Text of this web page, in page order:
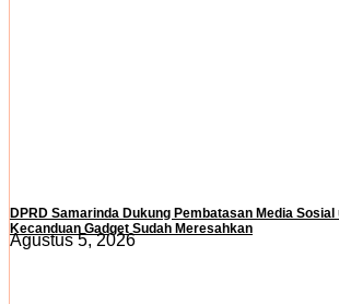
DPRD Samarinda Dukung Pembatasan Media
Kecanduan Gadget Sudah Meresahkan
Agustus 5, 2026